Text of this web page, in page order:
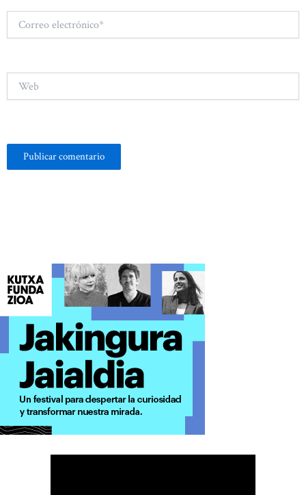
electrónico*